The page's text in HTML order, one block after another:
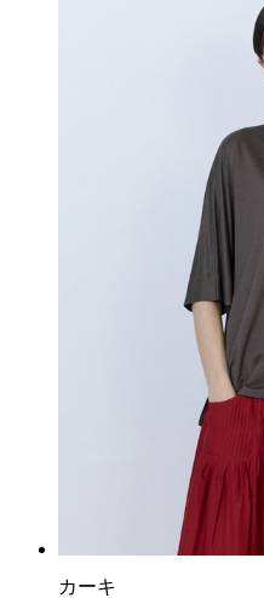
カーキ